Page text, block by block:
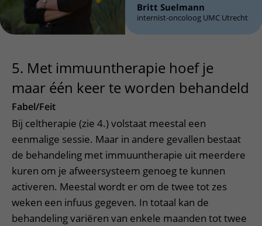
Britt Suelmann
internist-oncoloog UMC Utrecht
5. Met immuuntherapie hoef je
maar één keer te worden behandeld
Fabel/Feit
Bij celtherapie (zie 4.) volstaat meestal een
eenmalige sessie. Maar in andere gevallen bestaat
de behandeling met immuuntherapie uit meerdere
kuren om je afweersysteem genoeg te kunnen
activeren. Meestal wordt er om de twee tot zes
weken een infuus gegeven. In totaal kan de
behandeling variëren van enkele maanden tot twee